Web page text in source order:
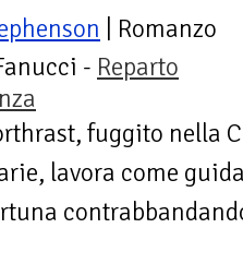
| Romanzo
- Reparto
fuggito nella
lavora come